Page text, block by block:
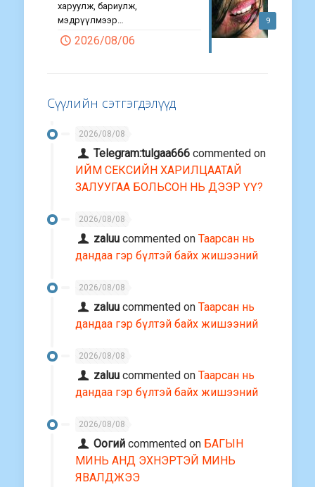
9
харуулж, бариулж,
мэдрүүлмээр…
2026/08/06
Сүүлийн сэтгэгдэлүүд
2026/08/08
Telegram:tulgaa666 commented on
ИЙМ СЕКСИЙН ХАРИЛЦААТАЙ
ЗАЛУУГАА БОЛЬСОН НЬ ДЭЭР ҮҮ?
2026/08/08
zaluu commented onТаарсан нь
дандаа гэр бүлтэй байх жишээний
2026/08/08
zaluu commented onТаарсан нь
дандаа гэр бүлтэй байх жишээний
2026/08/08
zaluu commented onТаарсан нь
дандаа гэр бүлтэй байх жишээний
2026/08/08
Оогий commented on БАГЫН
МИНЬ АНД ЭХНЭРТЭЙ МИНЬ
ЯВАЛДЖЭЭ